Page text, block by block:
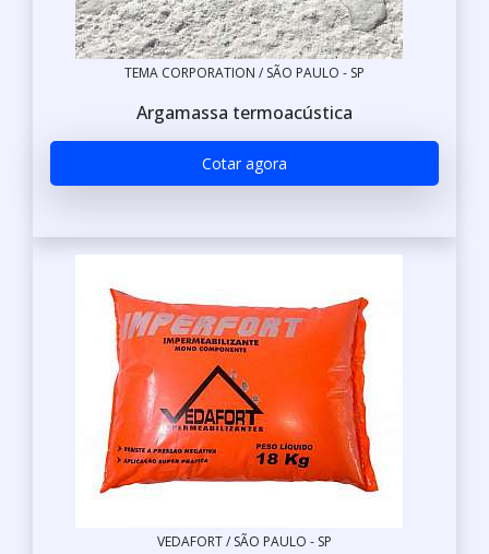
TEMA CORPORATION / SÃO PAULO - SP
Argamassa termoacústica
Cotar agora
VEDAFORT / SÃO PAULO - SP